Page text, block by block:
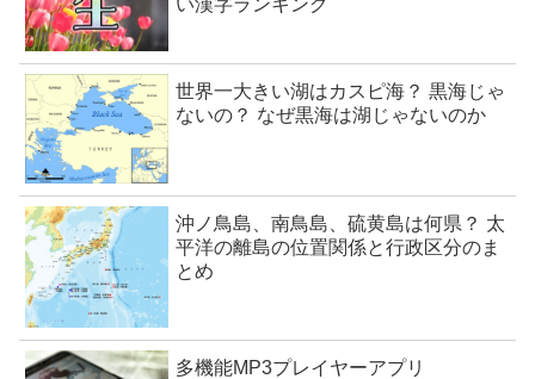
世界一大きい湖はカスピ海？ 黒海じゃ
ないの？ なぜ黒海は湖じゃないのか
沖ノ鳥島、南鳥島、硫黄島は何県？ 太
平洋の離島の位置関係と行政区分のま
とめ
多機能MP3プレイヤーアプリ